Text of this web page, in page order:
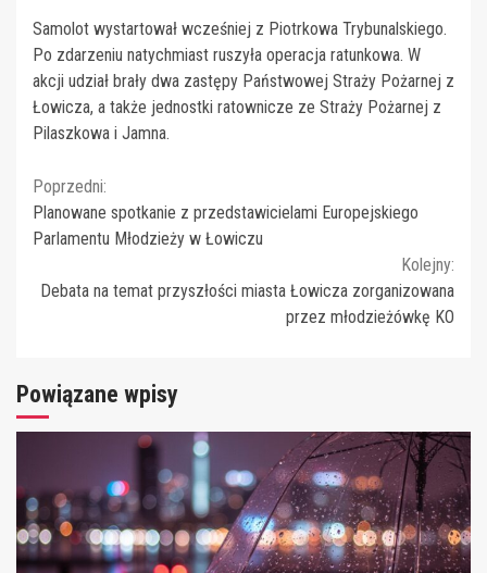
Samolot wystartował wcześniej z Piotrkowa Trybunalskiego.
Po zdarzeniu natychmiast ruszyła operacja ratunkowa. W
akcji udział brały dwa zastępy Państwowej Straży Pożarnej z
Łowicza, a także jednostki ratownicze ze Straży Pożarnej z
Pilaszkowa i Jamna.
Continue
Reading
Poprzedni:
Planowane spotkanie z przedstawicielami Europejskiego
Parlamentu Młodzieży w Łowiczu
Kolejny:
Debata na temat przyszłości miasta Łowicza zorganizowana
przez młodzieżówkę KO
Powiązane wpisy